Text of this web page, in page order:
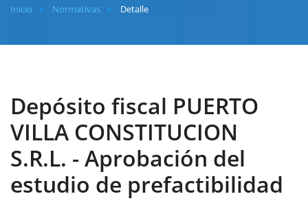
Inicio Normativas Detalle
Depósito fiscal PUERTO
VILLA CONSTITUCION
S.R.L. - Aprobación del
estudio de prefactibilidad